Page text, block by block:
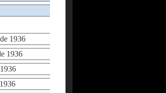
1936
1936